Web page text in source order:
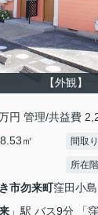
【外観】
円 管理/共益費
㎡ 間取り
所在階
市勿来町窪田小
」駅 バス9分 「